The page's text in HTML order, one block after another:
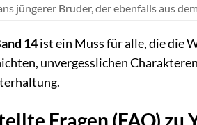
jüngerer Bruder, der ebenfalls aus
14ist ein Muss für alle, die die
unvergesslichen
Fragen (FAQ) zu